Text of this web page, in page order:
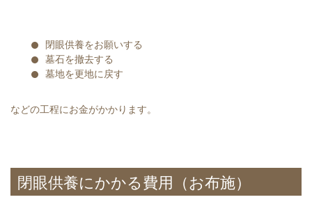
閉眼供養をお願いする
墓石を撤去する
墓地を更地に戻す
などの工程にお金がかかります。
閉眼供養にかかる費用（お布施）